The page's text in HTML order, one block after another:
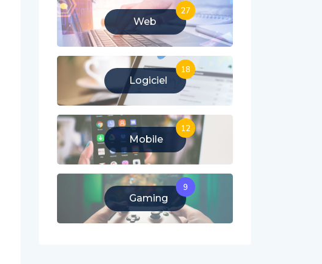
Web
27
Logiciel
18
Mobile
12
Gaming
9